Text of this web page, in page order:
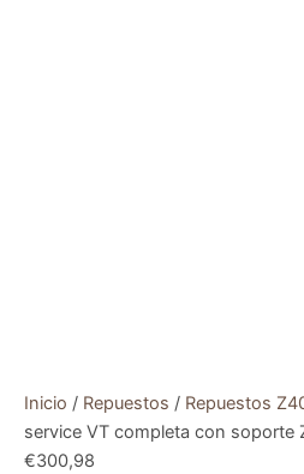
Inicio / Repuestos / Repuestos
service VT completa con soporte
€300,98